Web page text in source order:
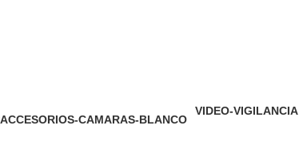
VIDEO-VIGILANCIA